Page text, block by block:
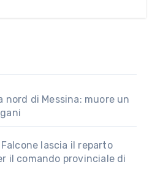
nord di Messina: muore un
lascia il reparto
il comando provinciale di